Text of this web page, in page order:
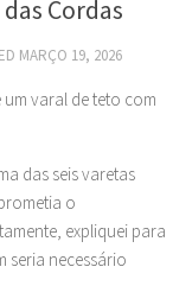
Cordas
MARÇO 19, 2026
varal de teto com
das seis varetas
o
expliquei para
seria necessário